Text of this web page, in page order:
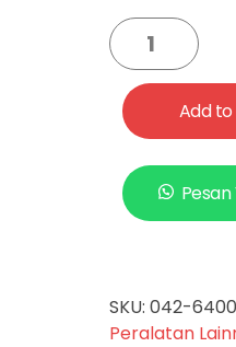
Add
Pesan
SKU: 042-6400
Peralatan